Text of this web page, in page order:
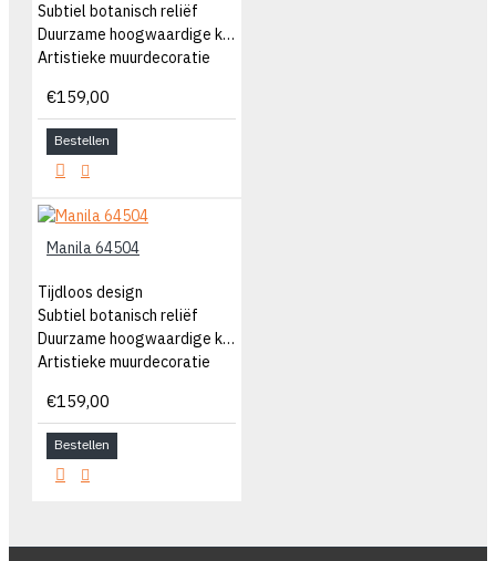
Subtiel botanisch reliëf
Duurzame hoogwaardige kwaliteit
Artistieke muurdecoratie
€159,00
Bestellen
Manila 64504
Tijdloos design
Subtiel botanisch reliëf
Duurzame hoogwaardige kwaliteit
Artistieke muurdecoratie
€159,00
Bestellen